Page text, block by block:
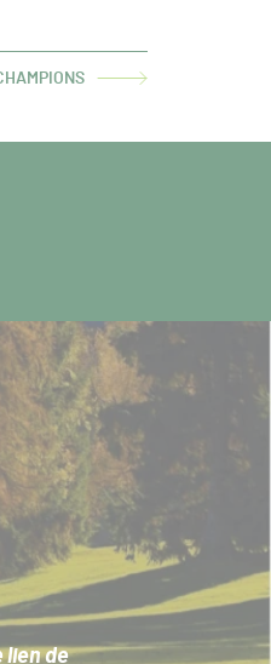
lien de